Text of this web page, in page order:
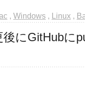
, Windows , Linux ,
後にGitHub